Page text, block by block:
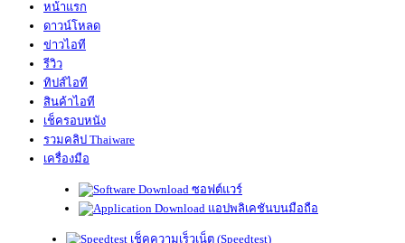
หน้าแรก
ดาวน์โหลด
ข่าวไอที
รีวิว
ทิปส์ไอที
สินค้าไอที
เช็ครอบหนัง
รวมคลิป Thaiware
เครื่องมือ
ซอฟต์แวร์
แอปพลิเคชันบนมือถือ
เช็คความเร็วเน็ต (Speedtest)